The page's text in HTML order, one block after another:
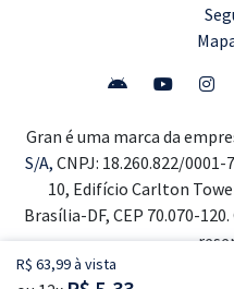
R$ 63,99 à vista
Gran é uma marca da
S/A, CNPJ: 18.260.822/
10, Edifício Carlton
Brasília-DF, CEP 70.070-